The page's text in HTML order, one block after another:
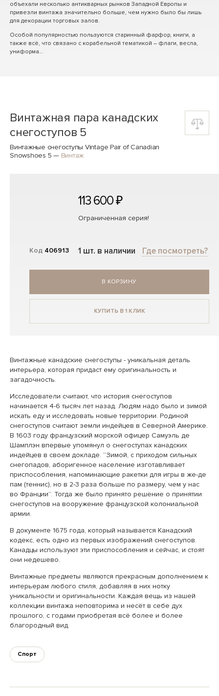
объехали несколько антикварных рынков Западной Европы и
привезли винтажа значительно больше, чем нужно было бы лишь
для декорации торговых залов.
Особой популярностью пользуются старинный фарфор, книги, а
также всё, что связано с корабельной тематикой – флаги, весла,
униформа…
Винтажная пара канадских
снегоступов 5
Винтажные снегоступы Vintage Pair of Canadian
Snowshoes 5 — Винтаж
Код 406913
113 600 ₽
Ограниченная серия!
1 шт. в наличии Где посмотреть?
В КОРЗИНУ
КУПИТЬ В 1 КЛИК
Винтажные канадские снегоступы - уникальная деталь
интерьера, которая придаст ему оригинальность и
загадочность.
Исследователи считают, что история снегоступов
начинается 4-6 тысяч лет назад. Людям надо было и зимой
искать еду и исследовать новые территории. Родиной
снегоступов считают земли индейцев в Северной Америке.
В 1603 году французский морской офицер Самуэль де
Шамплэн впервые упомянул о снегоступах канадских
индейцев в своем докладе. “Зимой, с приходом сильных
снегопадов, аборигенное население изготавливает
приспособления, напоминающие ракетки для игры в же-де
пам (теннис), но в 2-3 раза больше по размеру, чем у нас
во Франции”. Тогда же было принято решение о принятии
снегоступов на вооружение французской колониальной
армии.
В документе 1675 года, который называется Канадский
кодекс, есть одно из первых изображений снегоступов.
Канадцы используют эти приспособления и сейчас, и стоят
они недешево.
Винтажные предметы являются прекрасным дополнением к
интерьерам любого стиля, добавляя в них нотку
уникальности и оригинальности. Каждая вещь из нашей
коллекции винтажа неповторима и несёт в себе дух
прошлого, с годами приобретая всё более и более
благородный вид.
Спорт